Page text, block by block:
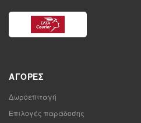
ΑΓΟΡΈΣ
Δωροεπιταγή
Επιλογές παράδοσης